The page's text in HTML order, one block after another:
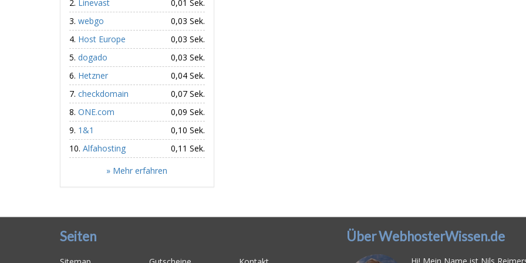
Linevast
0,01 Sek.
webgo
0,03 Sek.
Host Europe
0,03 Sek.
dogado
0,03 Sek.
Hetzner
0,04 Sek.
checkdomain
0,07 Sek.
ONE.com
0,09 Sek.
1&1
0,10 Sek.
Alfahosting
0,11 Sek.
» Mehr erfahren
Seiten Über WebhosterWissen.de